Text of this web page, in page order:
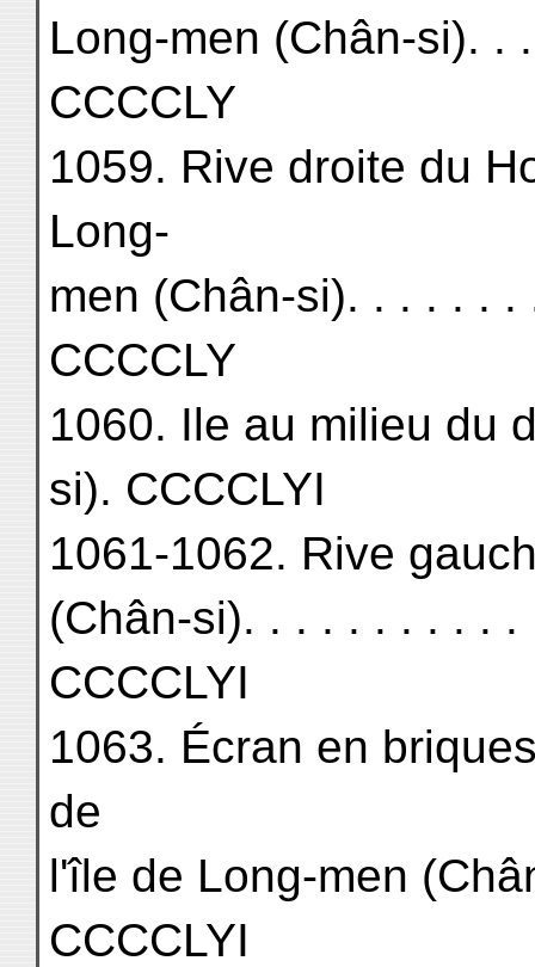
Long-men (Chân-si). .
CCCCLY
1059. Rive droite du
Long-
men (Chân-si). . . . . .
CCCCLY
1060. Ile au milieu du
si). CCCCLYI
1061-1062. Rive
(Chân-si). . . . . . . . . .
CCCCLYI
1063. Écran en
de
l'île de Long-men
CCCCLYI